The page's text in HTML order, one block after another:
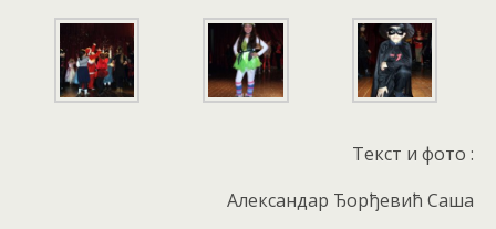
Текст и фото :
Александар Ђорђевић Саша